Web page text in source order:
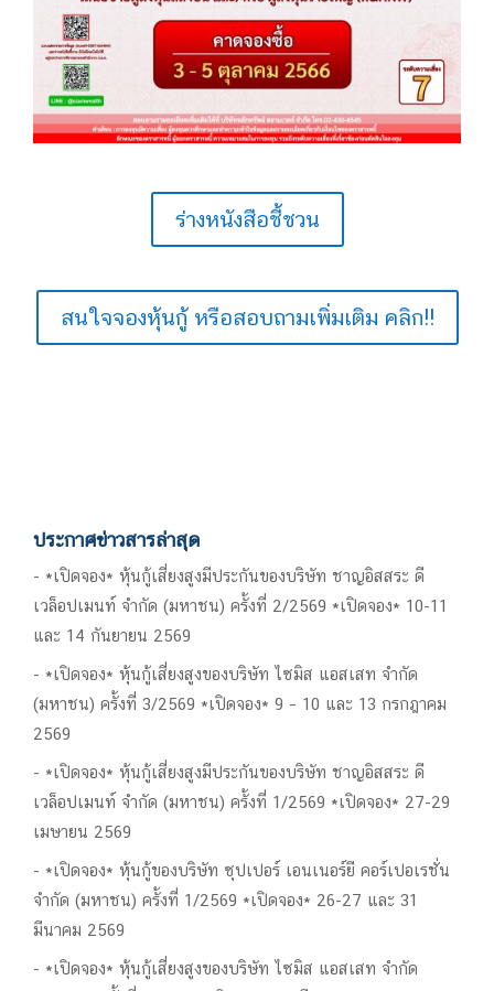
ร่างหนังสือชี้ชวน
สนใจจองหุ้นกู้ หรือสอบถามเพิ่มเติม คลิก!!
ประกาศข่าวสารล่าสุด
*เปิดจอง* หุ้นกู้เสี่ยงสูงมีประกันของบริษัท ชาญอิสสระ ดี
เวล็อปเมนท์ จำกัด (มหาชน) ครั้งที่ 2/2569 *เปิดจอง* 10-11
และ 14 กันยายน 2569
*เปิดจอง* หุ้นกู้เสี่ยงสูงของบริษัท ไซมิส แอสเสท จำกัด
(มหาชน) ครั้งที่ 3/2569 *เปิดจอง* 9 – 10 และ 13 กรกฎาคม
2569
*เปิดจอง* หุ้นกู้เสี่ยงสูงมีประกันของบริษัท ชาญอิสสระ ดี
เวล็อปเมนท์ จำกัด (มหาชน) ครั้งที่ 1/2569 *เปิดจอง* 27-29
เมษายน 2569
*เปิดจอง* หุ้นกู้ของบริษัท ซุปเปอร์ เอนเนอร์ยี คอร์เปอเรชั่น
จำกัด (มหาชน) ครั้งที่ 1/2569 *เปิดจอง* 26-27 และ 31
มีนาคม 2569
*เปิดจอง* หุ้นกู้เสี่ยงสูงของบริษัท ไซมิส แอสเสท จำกัด